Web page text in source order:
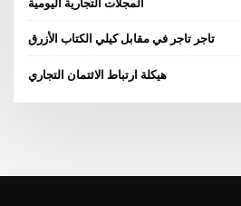
تاجر تاجر في مقابل كيلي الكتاب الأزرق
هيكلة ارتباط الائتمان التجاري